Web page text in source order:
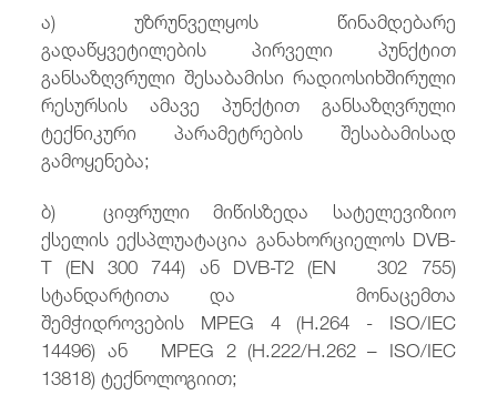
ა) უზრუნველყოს წინამდებარე
გადაწყვეტილების პირველი პუნქტით
განსაზღვრული შესაბამისი რადიოსიხშირული
რესურსის ამავე პუნქტით განსაზღვრული
ტექნიკური პარამეტრების შესაბამისად
გამოყენება;
ბ) ციფრული მიწისზედა სატელევიზიო
ქსელის ექსპლუატაცია განახორციელოს DVB-
T (EN 300 744) ან DVB-T2 (EN 302 755)
სტანდარტითა და მონაცემთა
შემჭიდროვების MPEG 4 (H.264 - ISO/IEC
14496) ან MPEG 2 (H.222/H.262 – ISO/IEC
13818) ტექნოლოგიით;